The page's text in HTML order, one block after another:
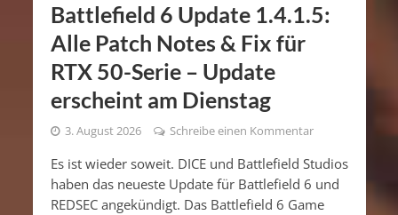
Battlefield 6 Update 1.4.1.5:
Alle Patch Notes & Fix für
RTX 50-Serie – Update
erscheint am Dienstag
3. August 2026 Schreibe einen Kommentar
Es ist wieder soweit. DICE und Battlefield Studios
haben das neueste Update für Battlefield 6 und
REDSEC angekündigt. Das Battlefield 6 Game